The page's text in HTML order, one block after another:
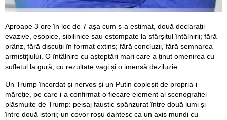
Aproape 3 ore în loc de 7 așa cum s-a estimat, două declarații
evazive, esopice, sibilinice sau estompate la sfârșitul întâlnirii; fără
prânz, fără discuții în format extins; fără concluzii, fără semnarea
armistițiului. O întâlnire cu așteptări mari care a ținut omenirea cu
sufletul la gură, cu rezultate vagi și o imensă deziluzie.
Un Trump încordat și nervos și un Putin copleșit de propria-i
măreție, pe care i-a confirmat-o fiecare element al scenografiei
plăsmuite de Trump: peisaj faustic spânzurat între două lumi și
între două istorii; un covor roșu dantesc ca un axis mundi cu